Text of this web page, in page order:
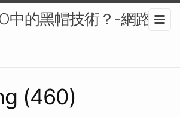
中的黑帽技術？-網路行
(460)